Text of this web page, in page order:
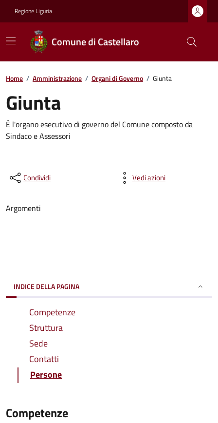
Regione Liguria
Comune di Castellaro
Home / Amministrazione / Organi di Governo / Giunta
Giunta
È l'organo esecutivo di governo del Comune composto da
Sindaco e Assessori
Condividi Vedi azioni
Argomenti
INDICE DELLA PAGINA
Competenze
Struttura
Sede
Contatti
Persone
Competenze